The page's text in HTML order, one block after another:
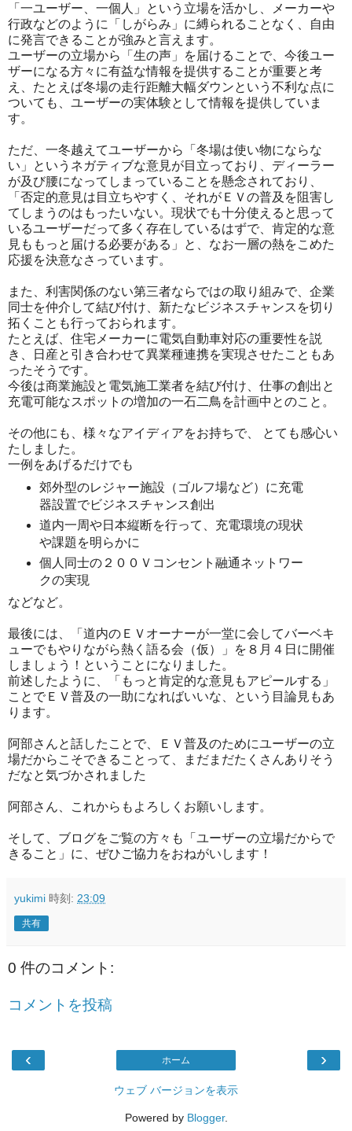
「一ユーザー、一個人」という立場を活かし、メーカーや
行政などのように「しがらみ」に縛られることなく、自由
に発言できることが強みと言えます。
ユーザーの立場から「生の声」を届けることで、今後ユー
ザーになる方々に有益な情報を提供することが重要と考
え、たとえば冬場の走行距離大幅ダウンという不利な点に
ついても、ユーザーの実体験として情報を提供していま
す。
ただ、一冬越えてユーザーから「冬場は使い物にならな
い」というネガティブな意見が目立っており、ディーラー
が及び腰になってしまっていることを懸念されており、
「否定的意見は目立ちやすく、それがＥＶの普及を阻害し
てしまうのはもったいない。現状でも十分使えると思って
いるユーザーだって多く存在しているはずで、肯定的な意
見ももっと届ける必要がある」と、なお一層の熱をこめた
応援を決意なさっています。
また、利害関係のない第三者ならではの取り組みで、企業
同士を仲介して結び付け、新たなビジネスチャンスを切り
拓くことも行っておられます。
たとえば、住宅メーカーに電気自動車対応の重要性を説
き、日産と引き合わせて異業種連携を実現させたこともあ
ったそうです。
今後は商業施設と電気施工業者を結び付け、仕事の創出と
充電可能なスポットの増加の一石二鳥を計画中とのこと。
その他にも、様々なアイディアをお持ちで、 とても感心い
たしました。
一例をあげるだけでも
郊外型のレジャー施設（ゴルフ場など）に充電
器設置でビジネスチャンス創出
道内一周や日本縦断を行って、充電環境の現状
や課題を明らかに
個人同士の２００Ｖコンセント融通ネットワー
クの実現
などなど。
最後には、「道内のＥＶオーナーが一堂に会してバーベキ
ューでもやりながら熱く語る会（仮）」を８月４日に開催
しましょう！ということになりました。
前述したように、「もっと肯定的な意見もアピールする」
ことでＥＶ普及の一助になればいいな、という目論見もあ
ります。
阿部さんと話したことで、ＥＶ普及のためにユーザーの立
場だからこそできることって、まだまだたくさんありそう
だなと気づかされました
阿部さん、これからもよろしくお願いします。
そして、ブログをご覧の方々も「ユーザーの立場だからで
きること」に、ぜひご協力をおねがいします！
yukimi 時刻: 23:09
共有
0 件のコメント:
コメントを投稿
‹ ›
ホーム
ウェブ バージョンを表示
Powered by Blogger.